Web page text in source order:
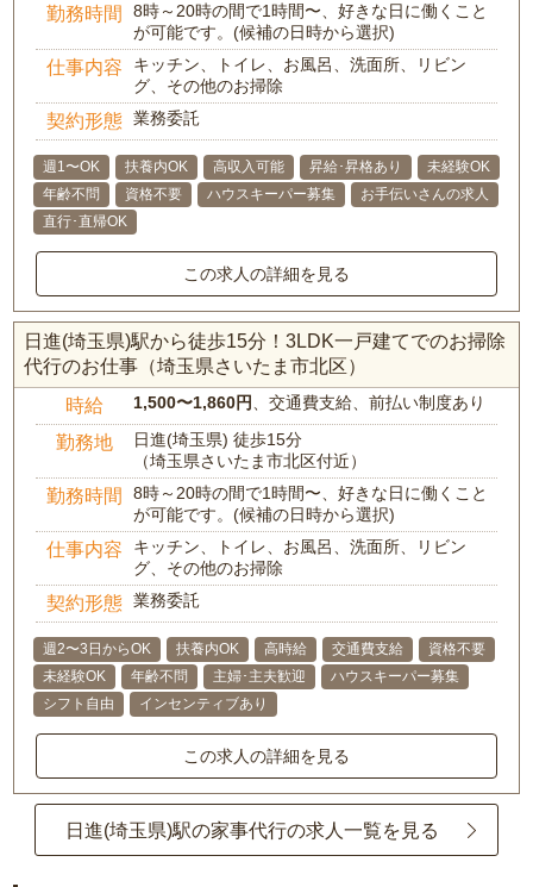
勤務時間
8時～20時の間で1時間〜、好きな日に働くこと
が可能です。(候補の日時から選択)
仕事内容
キッチン、トイレ、お風呂、洗面所、リビン
グ、その他のお掃除
契約形態 業務委託
週1〜OK 扶養内OK 高収入可能 昇給･昇格あり
未経験OK
年齢不問
資格不要 ハウスキーパー募集
お手伝いさんの求人
直行･直帰OK
この求人の詳細を見る
日進(埼玉県)駅から徒歩15分！3LDK一戸建てでのお掃除
代行のお仕事（埼玉県さいたま市北区）
時給 1,500〜1,860円、交通費支給、前払い制度あり
勤務地
日進(埼玉県) 徒歩15分
（埼玉県さいたま市北区付近）
勤務時間
8時～20時の間で1時間〜、好きな日に働くこと
が可能です。(候補の日時から選択)
仕事内容
キッチン、トイレ、お風呂、洗面所、リビン
グ、その他のお掃除
契約形態 業務委託
週2〜3日からOK 扶養内OK 高時給 交通費支給
資格不要
未経験OK
年齢不問 主婦･主夫歓迎
ハウスキーパー募集
シフト自由
インセンティブあり
この求人の詳細を見る
日進(埼玉県)駅の家事代行の求人一覧を見る